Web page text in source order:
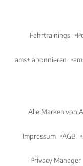
Fahrtrainings
ams+ abonnieren
Alle Marken von
Impressum AGB
Privacy Manager